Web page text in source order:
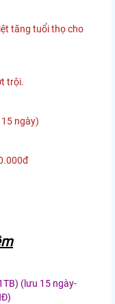
tăng tuổi thọ cho
trội.
ngày)
(lưu 15 ngày-